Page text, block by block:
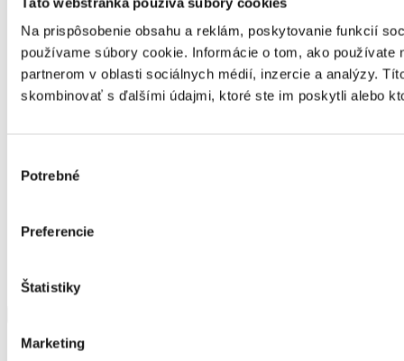
Na prispôsobenie obsahu a reklám, poskytovanie funkcií
používame súbory cookie. Informácie o tom, ako používate
partnerom v oblasti sociálnych médií, inzercie a analýzy.
skombinovať s ďalšími údajmi, ktoré ste im poskytli alebo
súhlasu
Potrebné
Preferencie
Štatistiky
Marketing
Košický kraj
Obec Smižany